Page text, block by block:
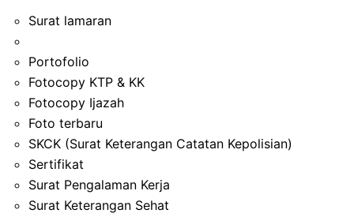
Surat lamaran
Portofolio
Fotocopy KTP & KK
Fotocopy Ijazah
Foto terbaru
SKCK (Surat Keterangan Catatan Kepolisian)
Sertifikat
Surat Pengalaman Kerja
Surat Keterangan Sehat